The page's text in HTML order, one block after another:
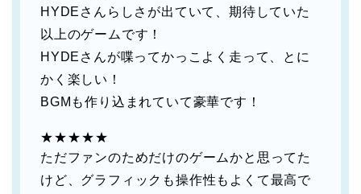
HYDEさんらしさが出ていて、期待していた
以上のゲームです！
HYDEさんが喋ってかっこよく走って、とに
かく楽しい！
BGMも作り込まれていて豪華です！
★★★★★
ただファンのためだけのゲームかと思ってた
けど、グラフィックも操作性もよくて最高で